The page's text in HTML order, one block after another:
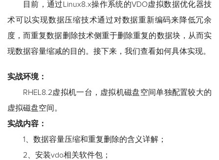
目前，通过Linux8.x操作系统的VDO虚拟数据优化器技
术可以实现数据压缩技术通过对数据重新编码来降低冗余
度，而重复数据删除技术侧重于删除重复的数据块，从而实
现数据容量缩减的目的。接下来，我们查看如何具体实现。
实战环境：
RHEL8.2虚拟机一台，虚拟机磁盘空间单独配置较大的
虚拟磁盘空间。
实战内容：
1、数据容量压缩和重复删除的含义详解；
2、安装vdo相关软件包；